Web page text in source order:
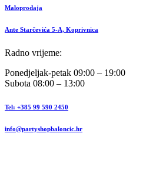
Maloprodaja
Ante Starčevića 5-A, Koprivnica
Radno vrijeme:
Ponedjeljak-petak 09:00 – 19:00
Subota 08:00 – 13:00
Tel: +385 99 590 2450
info@partyshopbaloncic.hr